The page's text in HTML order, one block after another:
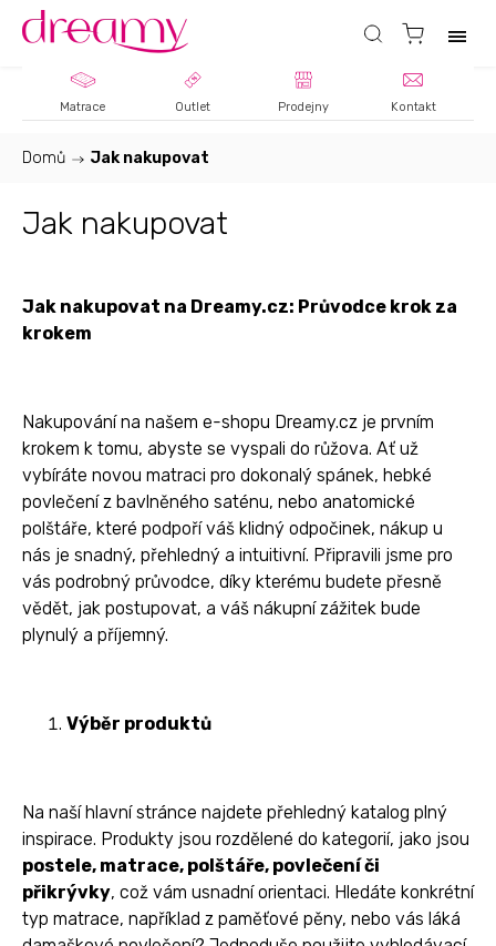
Matrace Outlet Prodejny Kontakt
Domů / Jak nakupovat
Jak nakupovat
Jak nakupovat na Dreamy.cz: Průvodce krok za
krokem
Nakupování na našem e-shopu Dreamy.cz je prvním
krokem k tomu, abyste se vyspali do růžova. Ať už
vybíráte novou matraci pro dokonalý spánek, hebké
povlečení z bavlněného saténu, nebo anatomické
polštáře, které podpoří váš klidný odpočinek, nákup u
nás je snadný, přehledný a intuitivní. Připravili jsme pro
vás podrobný průvodce, díky kterému budete přesně
vědět, jak postupovat, a váš nákupní zážitek bude
plynulý a příjemný.
Výběr produktů
Na naší hlavní stránce najdete přehledný katalog plný
inspirace. Produkty jsou rozdělené do kategorií, jako jsou
postele, matrace, polštáře, povlečení či
přikrývky, což vám usnadní orientaci. Hledáte konkrétní
typ matrace, například z paměťové pěny, nebo vás láká